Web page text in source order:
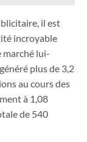
il est
incroyable
marché lui-
plus de 3,2
au cours des
à 1,08
de 540